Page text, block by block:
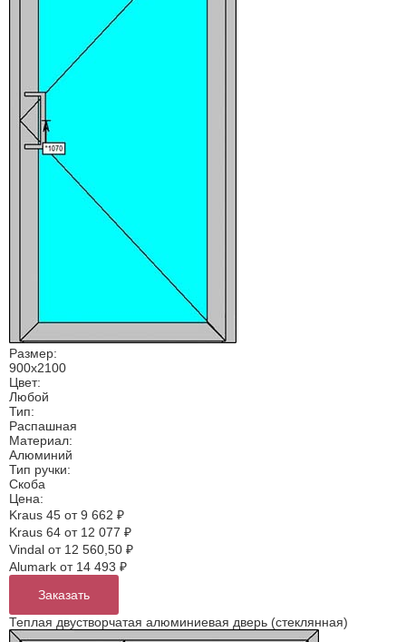
Размер:
900х2100
Цвет:
Любой
Тип:
Распашная
Материал:
Алюминий
Тип ручки:
Скоба
Цена:
Kraus 45 от 9 662 ₽
Kraus 64 от 12 077 ₽
Vindal от 12 560,50 ₽
Alumark от 14 493 ₽
Заказать
Теплая двустворчатая алюминиевая дверь (стеклянная)